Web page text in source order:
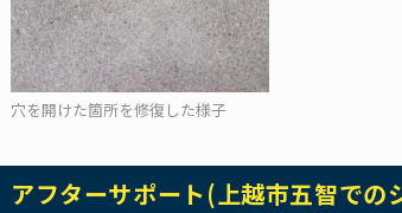
穴を開けた箇所を修復した様子
アフターサポート(上越市五智での